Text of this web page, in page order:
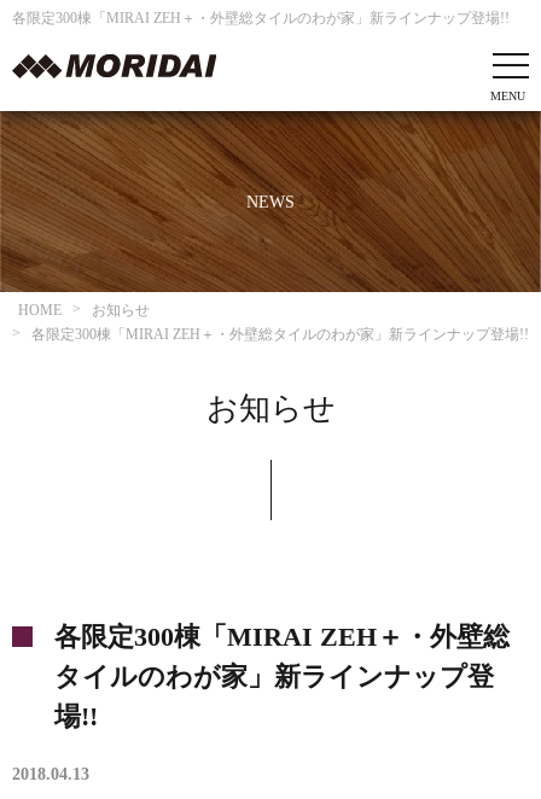
各限定300棟「MIRAI ZEH＋・外壁総タイルのわが家」新ラインナップ登場!!
NEWS
HOME
お知らせ
各限定300棟「MIRAI ZEH＋・外壁総タイルのわが家」新ラインナップ登場!!
お知らせ
各限定300棟「MIRAI ZEH＋・外壁総
タイルのわが家」新ラインナップ登
場!!
2018.04.13